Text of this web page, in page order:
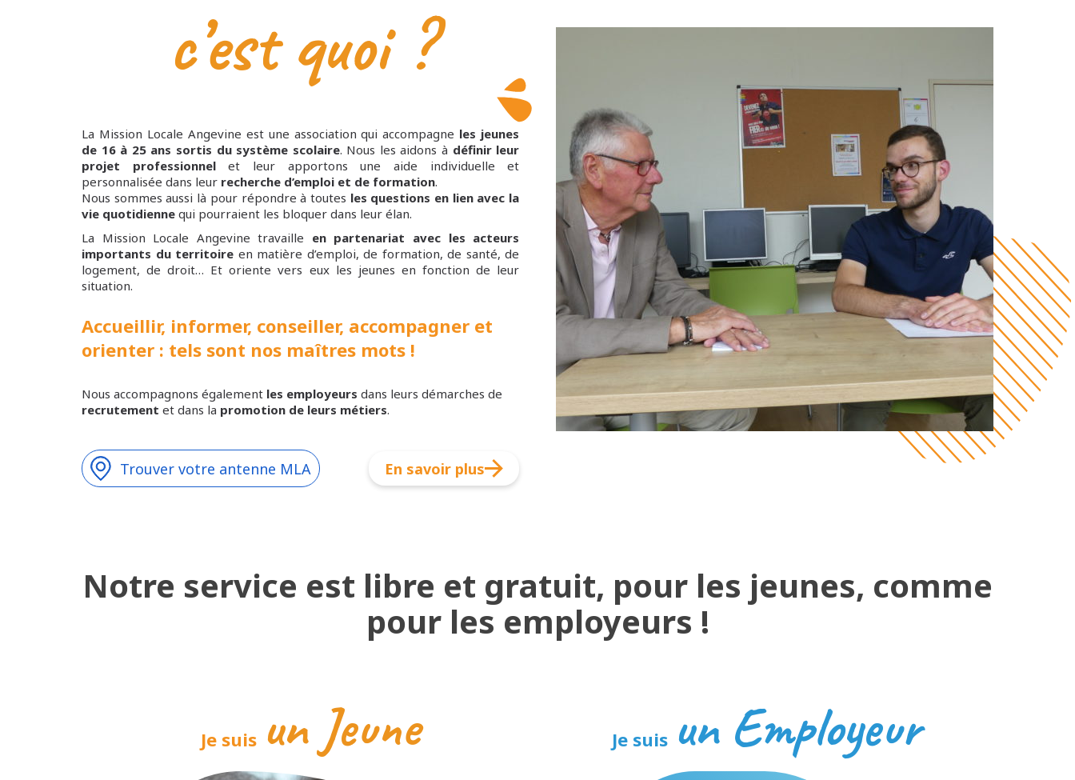
c’est quoi ?
La Mission Locale Angevine est une association qui accompagne les jeunes
de 16 à 25 ans sortis du système scolaire. Nous les aidons à définir leur
projet professionnelet leur apportons une aide individuelle et
personnalisée dans leur recherche d’emploi et de formation.
Nous sommes aussi là pour répondre à toutes les questions en lien avec la
vie quotidienne qui pourraient les bloquer dans leur élan.
La Mission Locale Angevine travaille en partenariat avec les acteurs
importants du territoire en matière d’emploi, de formation, de santé, de
logement, de droit… Et oriente vers eux les jeunes en fonction de leur
situation.
Accueillir, informer, conseiller, accompagner et
orienter : tels sont nos maîtres mots !
Nous accompagnons également les employeurs dans leurs démarches de
recrutement et dans la promotion de leurs métiers.
Trouver votre antenne MLA En savoir plus
Notre service est libre et gratuit, pour les jeunes, comme
pour les employeurs !
Je suis un Jeune Je suis un Employeur